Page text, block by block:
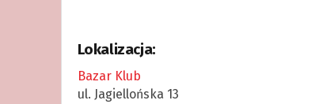
Lokalizacja:
Bazar Klub
ul. Jagiellońska 13